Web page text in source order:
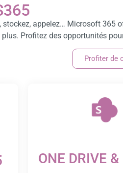
stockez, appelez… Microsoft
plus. Profitez des opportunités
Profiter de
ONE DRIVE